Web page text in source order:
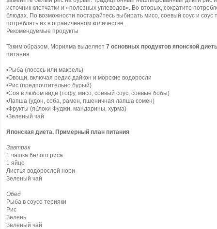
источник клетчатки и «полезных углеводов». Во-вторых, сократите
блюдах. По возможности постарайтесь выбирать мисо, соевый соус и
потреблять их в ограниченном количестве.
Рекомендуемые продукты
Таким образом, Морияма выделяет 7 основных продуктов японской
питания.
•Рыба (лосось или макрель)
•Овощи, включая редис дайкон и морские водоросли
•Рис (предпочтительно бурый)
•Соя в любом виде (тофу, мисо, соевый соус, соевые бобы)
•Лапша (удон, соба, рамен, пшеничная лапша сомен)
•Фрукты (яблоки Фуджи, мандарины, хурма)
•Зеленый чай
Японская диета. Примерный план питания
Завтрак
1 чашка белого риса
1 яйцо
Листья водорослей нори
Зеленый чай
Обед
Рыба в соусе терияки
Рис
Зелень
Зеленый чай